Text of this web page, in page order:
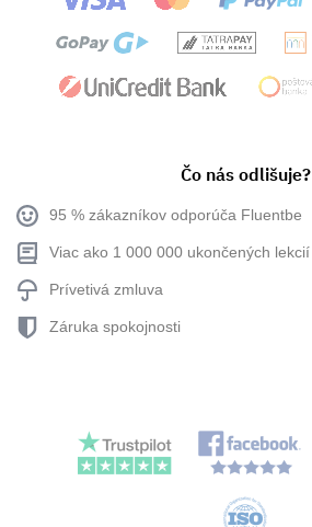
Čo nás odlišuje?
95 % zákazníkov odporúča Fluentbe
Viac ako 1 000 000 ukončených lekcií
Prívetivá zmluva
Záruka spokojnosti